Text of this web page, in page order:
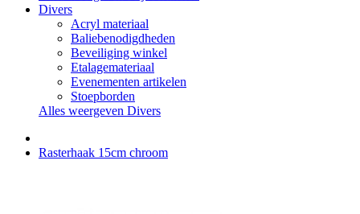
Divers
Acryl materiaal
Baliebenodigdheden
Beveiliging winkel
Etalagemateriaal
Evenementen artikelen
Stoepborden
Alles weergeven Divers
Rasterhaak 15cm chroom